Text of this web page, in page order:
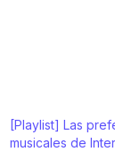
[Playlist] Las
musicales de